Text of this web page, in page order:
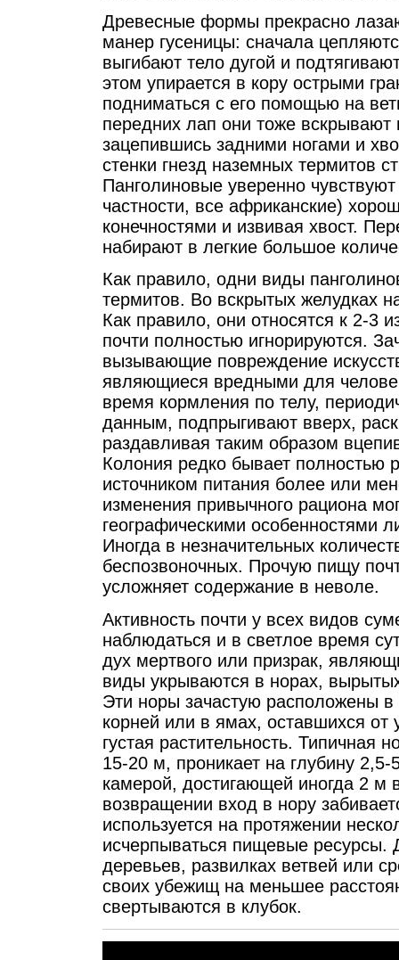
Древесные формы прекрасно
манер гусеницы: сначала
выгибают тело дугой и
этом упирается в кору острыми
подниматься с его помощью на
передних лап они тоже
зацепившись задними ногами и
стенки гнезд наземных термитов
Панголиновые уверенно
частности, все африканские)
конечностями и извивая хвост.
набирают в легкие большое
Как правило, одни виды
термитов. Во вскрытых желудках
Как правило, они относятся к 2-3
почти полностью игнорируются.
вызывающие повреждение
являющиеся вредными для
время кормления по телу,
данным, подпрыгивают вверх,
раздавливая таким образом
Колония редко бывает полностью
источником питания более или
изменения привычного рациона
географическими особенностями
Иногда в незначительных
беспозвоночных. Прочую пищу
усложняет содержание в неволе.
Активность почти у всех видов
наблюдаться и в светлое время
дух мертвого или призрак,
виды укрываются в норах,
Эти норы зачастую расположены в
корней или в ямах, оставшихся
густая растительность. Типичная
15-20 м, проникает на глубину 2,5-
камерой, достигающей иногда 2 м
возвращении вход в нору
используется на протяжении
исчерпываться пищевые
деревьев, развилках ветвей или
своих убежищ на меньшее
свертываются в клубок.